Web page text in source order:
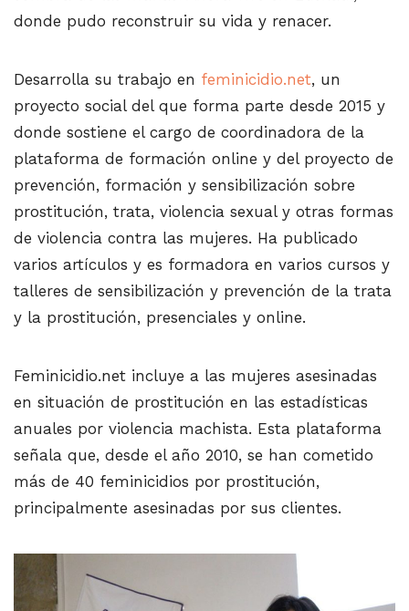
donde pudo reconstruir su vida y renacer.
Desarrolla su trabajo en feminicidio.net, un
proyecto social del que forma parte desde 2015 y
donde sostiene el cargo de coordinadora de la
plataforma de formación online y del proyecto de
prevención, formación y sensibilización sobre
prostitución, trata, violencia sexual y otras formas
de violencia contra las mujeres. Ha publicado
varios artículos y es formadora en varios cursos y
talleres de sensibilización y prevención de la trata
y la prostitución, presenciales y online.
Feminicidio.net incluye a las mujeres asesinadas
en situación de prostitución en las estadísticas
anuales por violencia machista. Esta plataforma
señala que, desde el año 2010, se han cometido
más de 40 feminicidios por prostitución,
principalmente asesinadas por sus clientes.